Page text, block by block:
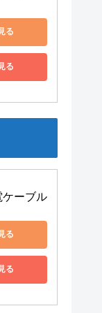
る
る
ケーブル
る
る